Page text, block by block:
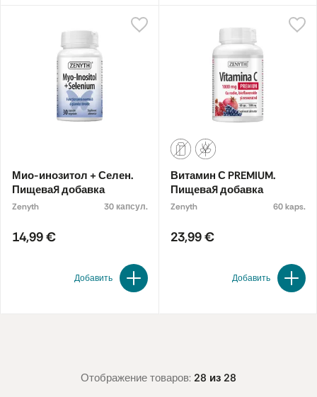
Мио-инозитол + Селен.
Пищевая добавка
Zenyth 30 капсул.
14,99 €
Добавить
Витамин С PREMIUM.
Пищевая добавка
Zenyth 60 kaps.
23,99 €
Добавить
Отображение товаров: 28 из 28